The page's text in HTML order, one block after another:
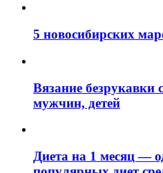
5 новосибирских
Вязание
мужчин, детей
Диета на 1 месяц —